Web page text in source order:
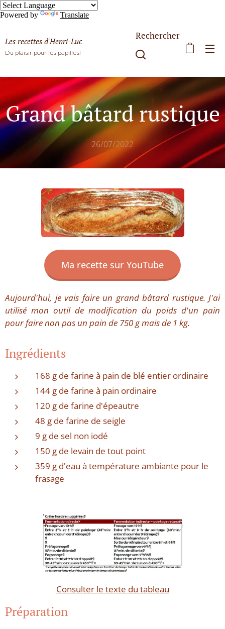
Powered by Translate
Les recettes d'Henri-Luc
Du plaisir pour les papilles!
Rechercher
Grand bâtard rustique
26/07/2022
Ma recette sur YouTube
Aujourd'hui, je vais faire un grand bâtard rustique. J'ai
utilisé mon outil de modification du poids d'un pain
pour faire non pas un pain de 750 g mais de 1 kg.
Ingrédients
168 g de farine à pain de blé entier ordinaire
144 g de farine à pain ordinaire
120 g de farine d'épeautre
48 g de farine de seigle
9 g de sel non iodé
150 g de levain de tout point
359 g d'eau à température ambiante pour le
frasage
Consulter le texte du tableau
Préparation